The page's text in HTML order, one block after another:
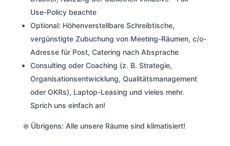
Use-Policy beachte
Optional: Höhenverstellbare Schreibtische,
vergünstigte Zubuchung von Meeting-Räumen, c/o-
Adresse für Post, Catering nach Absprache
Consulting oder Coaching (z. B. Strategie,
Organisationsentwicklung, Qualitätsmanagement
oder OKRs), Laptop-Leasing und vieles mehr.
Sprich uns einfach an!
❄️ Übrigens: Alle unsere Räume sind klimatisiert!